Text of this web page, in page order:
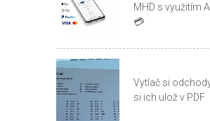
MHD s využitím
💳
Vytlač si
si ich ulož v PDF